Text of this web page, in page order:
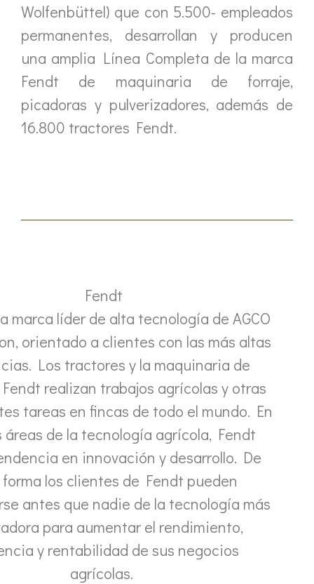
Wolfenbüttel) que con 5.500- empleados
permanentes, desarrollan y producen
una amplia Línea Completa de la marca
Fendt de maquinaria de forraje,
picadoras y pulverizadores, además de
16.800 tractores Fendt.
Fendt
marca líder de alta tecnología de AGCO
orientado a clientes con las más altas
Los tractores y la maquinaria de
realizan trabajos agrícolas y otras
tareas en fincas de todo el mundo. En
áreas de la tecnología agrícola, Fendt
en innovación y desarrollo. De
los clientes de Fendt pueden
antes que nadie de la tecnología más
para aumentar el rendimiento,
y rentabilidad de sus negocios
agrícolas.